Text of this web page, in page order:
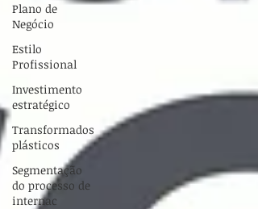
Plano de
Negócio
Estilo
Profissional
Investimento
estratégico
Transformados
plásticos
Segmentação
do processo de
internac